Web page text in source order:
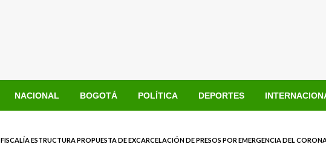
NACIONAL BOGOTÁ POLÍTICA DEPORTES
FISCALÍA ESTRUCTURA PROPUESTA DE EXCARCELACIÓN DE PRESOS POR EMERGENCIA DEL